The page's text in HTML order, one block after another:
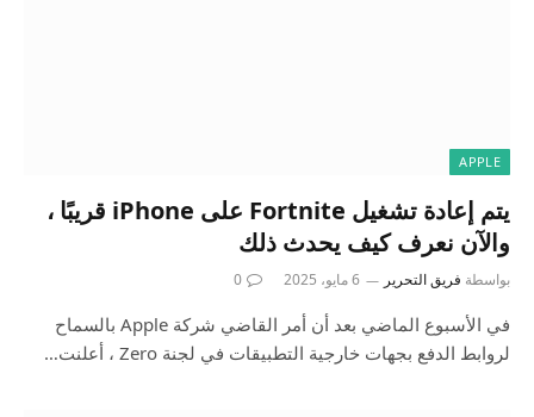
APPLE
يتم إعادة تشغيل Fortnite على iPhone قريبًا ،
والآن نعرف كيف يحدث ذلك
بواسطة فريق التحرير 6 مايو، 2025 0
في الأسبوع الماضي بعد أن أمر القاضي شركة Apple بالسماح
لروابط الدفع بجهات خارجية التطبيقات في لجنة Zero ، أعلنت…